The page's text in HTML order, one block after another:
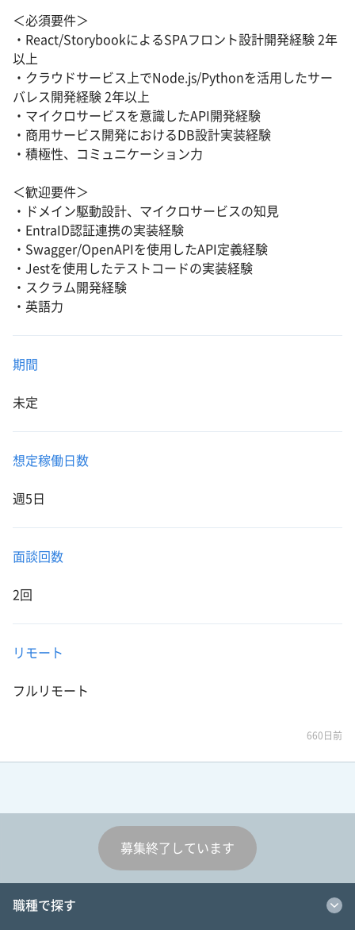
＜必須要件＞
・React/StorybookによるSPAフロント設計開発経験 2年
以上
・クラウドサービス上でNode.js/Pythonを活用したサー
バレス開発経験 2年以上
・マイクロサービスを意識したAPI開発経験
・商用サービス開発におけるDB設計実装経験
・積極性、コミュニケーション力
＜歓迎要件＞
・ドメイン駆動設計、マイクロサービスの知見
・EntraID認証連携の実装経験
・Swagger/OpenAPIを使用したAPI定義経験
・Jestを使用したテストコードの実装経験
・スクラム開発経験
・英語力
期間
未定
想定稼働日数
週5日
面談回数
2回
リモート
フルリモート
660日前
募集終了しています
職種で探す